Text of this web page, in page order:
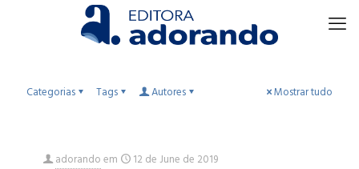
Categorias Tags Autores Mostrar tudo
adorandoem 12 de June de 2019